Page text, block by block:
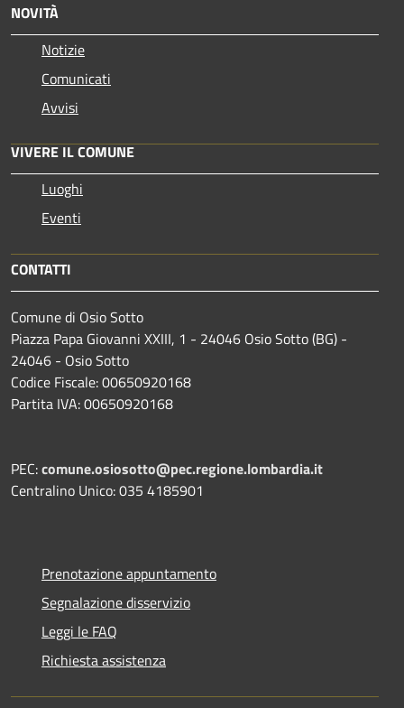
NOVITÀ
Notizie
Comunicati
Avvisi
VIVERE IL COMUNE
Luoghi
Eventi
CONTATTI
Comune di Osio Sotto
Piazza Papa Giovanni XXIII, 1 - 24046 Osio Sotto (BG) -
24046 - Osio Sotto
Codice Fiscale: 00650920168
Partita IVA: 00650920168
PEC:comune.osiosotto@pec.regione.lombardia.it
Centralino Unico: 035 4185901
Prenotazione appuntamento
Segnalazione disservizio
Leggi le FAQ
Richiesta assistenza